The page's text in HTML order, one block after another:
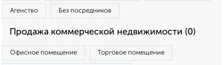
Агенство Без посредников
Продажа коммерческой недвижимости (0)
Офисное помещение Торговое помещение